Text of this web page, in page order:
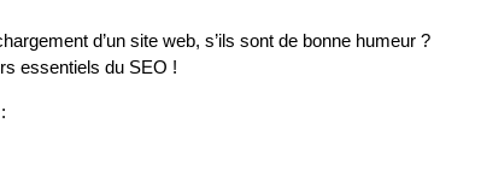
d’un site web, s’ils sont de bonne humeur ?
essentiels du SEO !